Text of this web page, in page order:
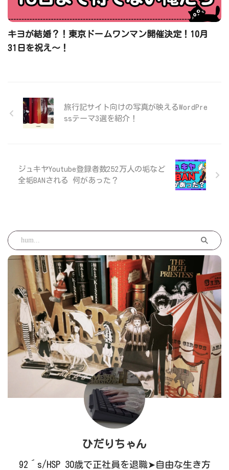
キヨが結婚？！東京ドームワンマン開催決定！10月
ひだりちゃん
92´s/HSP 30歳で正社員を退職➤自由な生き方
へ 生き方・オタク話などを発信 可愛いもの・